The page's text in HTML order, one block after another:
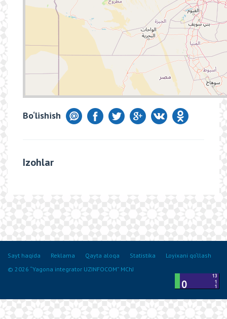
Bo‘lishish
Izohlar
Sayt haqida Reklama Qayta aloqa Statistika
Loyixani qo‘llash
© 2026 “Yagona integrator UZINFOCOM” MChJ